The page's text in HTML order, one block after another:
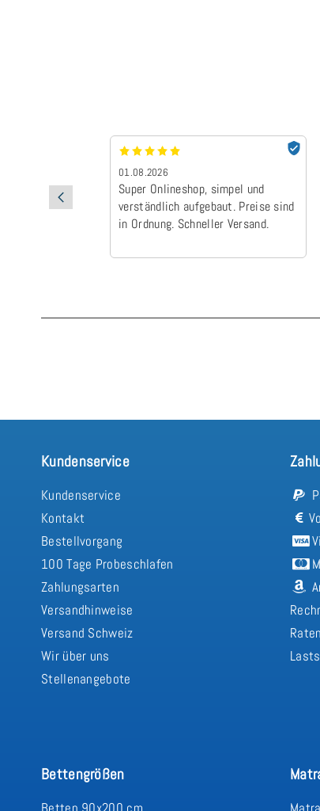
01.08.2026
Super Onlineshop, simpel und
verständlich aufgebaut. Preise sind
in Ordnung. Schneller Versand.
Kundenservice
Kundenservice
Kontakt
Bestellvorgang
100 Tage Probeschlafen
Zahlungsarten
Versandhinweise
Versand Schweiz
Wir über uns
Stellenangebote
Bettengrößen